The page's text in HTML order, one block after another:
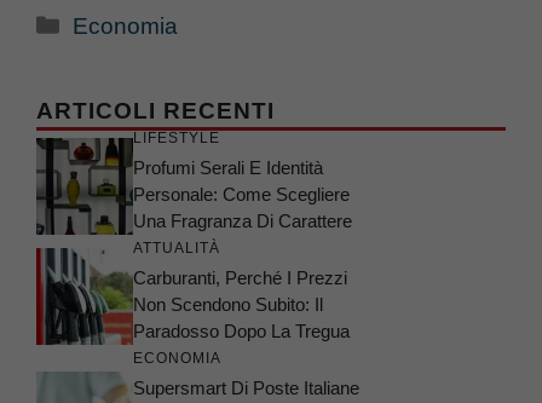
Categorie
Economia
ARTICOLI RECENTI
LIFESTYLE
Profumi Serali E Identità
Personale: Come Scegliere
Una Fragranza Di Carattere
ATTUALITÀ
Carburanti, Perché I Prezzi
Non Scendono Subito: Il
Paradosso Dopo La Tregua
ECONOMIA
Supersmart Di Poste Italiane